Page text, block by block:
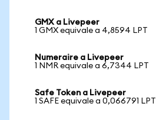
GMX a Livepeer
1 GMX equivale a 4,8594 LPT
Numeraire a Livepeer
1 NMR equivale a 6,7344 LPT
Safe Token a Livepeer
1 SAFE equivale a 0,066791 LPT